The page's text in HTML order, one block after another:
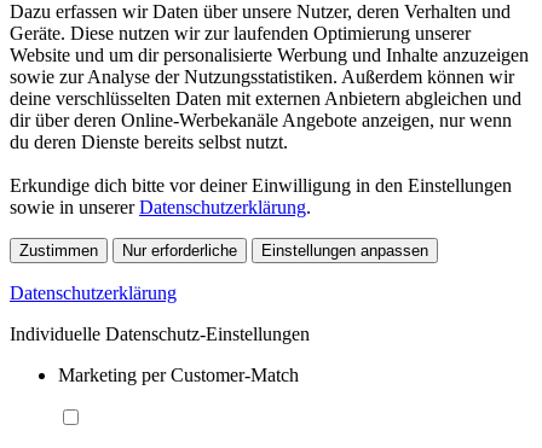
Dazu erfassen wir Daten über unsere Nutzer, deren Verhalten und
Geräte. Diese nutzen wir zur laufenden Optimierung unserer
Website und um dir personalisierte Werbung und Inhalte anzuzeigen
sowie zur Analyse der Nutzungsstatistiken. Außerdem können wir
deine verschlüsselten Daten mit externen Anbietern abgleichen und
dir über deren Online-Werbekanäle Angebote anzeigen, nur wenn
du deren Dienste bereits selbst nutzt.
Erkundige dich bitte vor deiner Einwilligung in den Einstellungen
sowie in unsererDatenschutzerklärung.
Zustimmen Nur erforderliche Einstellungen anpassen
Datenschutzerklärung
Individuelle Datenschutz-Einstellungen
Marketing per Customer-Match